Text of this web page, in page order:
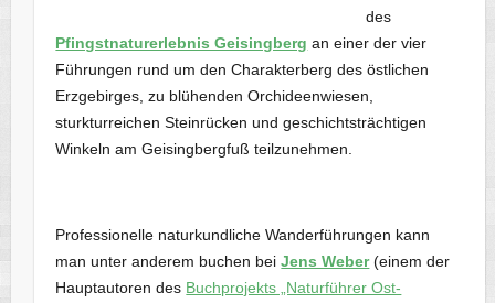
des
Pfingstnaturerlebnis Geisingberg an einer der vier
Führungen rund um den Charakterberg des östlichen
Erzgebirges, zu blühenden Orchideenwiesen,
sturkturreichen Steinrücken und geschichtsträchtigen
Winkeln am Geisingbergfuß teilzunehmen.
Professionelle naturkundliche Wanderführungen kann
man unter anderem buchen beiJens Weber(einem der
Hauptautoren des Buchprojekts „Naturführer Ost-